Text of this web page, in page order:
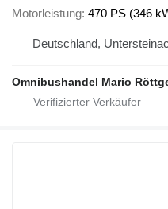
Motorleistung 470 PS (346
Deutschland,
Omnibushandel Mario